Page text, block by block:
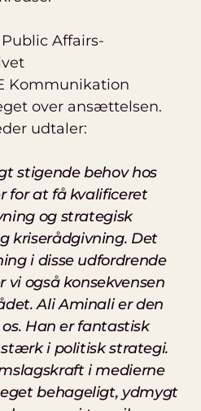
Affairs-
Kommunikation
over ansættelsen.
udtaler:
stigende behov hos
for at få kvalificeret
og strategisk
kriserådgivning. Det
i disse udfordrende
vi også konsekvensen
Ali Aminali er den
Han er fantastisk
i politisk strategi.
i medierne
behageligt, ydmygt